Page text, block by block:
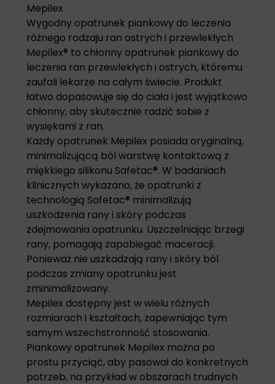
Mepilex
Wygodny opatrunek piankowy do leczenia
różnego rodzaju ran ostrych i przewlekłych
Mepilex® to chłonny opatrunek piankowy do
leczenia ran przewlekłych i ostrych, któremu
zaufali lekarze na całym świecie. Produkt
łatwo dopasowuje się do ciała i jest wyjątkowo
chłonny, aby skutecznie radzić sobie z
wysiękami z ran.
Każdy opatrunek Mepilex posiada oryginalną,
minimalizującą ból warstwę kontaktową z
miękkiego silikonu Safetac®. W badaniach
klinicznych wykazano, że opatrunki z
technologią Safetac® minimalizują
uszkodzenia rany i skóry podczas
zdejmowania opatrunku. Uszczelniając brzegi
rany, pomagają zapobiegać maceracji.
Ponieważ nie uszkadzają rany i skóry ból
podczas zmiany opatrunku jest
zminimalizowany.
Mepilex dostępny jest w wielu różnych
rozmiarach i kształtach, zapewniając tym
samym wszechstronność stosowania.
Piankowy opatrunek Mepilex można po
prostu przyciąć, aby pasował do konkretnych
potrzeb, na przykład w obszarach trudnych